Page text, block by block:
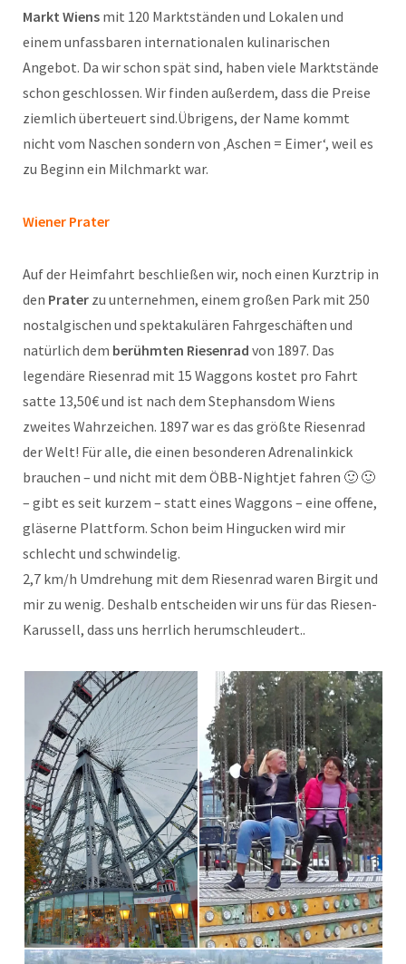
Markt Wiens mit 120 Marktständen und Lokalen und
einem unfassbaren internationalen kulinarischen
Angebot. Da wir schon spät sind, haben viele Marktstände
schon geschlossen. Wir finden außerdem, dass die Preise
ziemlich überteuert sind.Übrigens, der Name kommt
nicht vom Naschen sondern von ‚Aschen = Eimer‘, weil es
zu Beginn ein Milchmarkt war.
Wiener Prater
Auf der Heimfahrt beschließen wir, noch einen Kurztrip in
den Prater zu unternehmen, einem großen Park mit 250
nostalgischen und spektakulären Fahrgeschäften und
natürlich dem berühmten Riesenrad von 1897. Das
legendäre Riesenrad mit 15 Waggons kostet pro Fahrt
satte 13,50€ und ist nach dem Stephansdom Wiens
zweites Wahrzeichen. 1897 war es das größte Riesenrad
der Welt! Für alle, die einen besonderen Adrenalinkick
brauchen – und nicht mit dem ÖBB-Nightjet fahren 🙂 🙂
– gibt es seit kurzem – statt eines Waggons – eine offene,
gläserne Plattform. Schon beim Hingucken wird mir
schlecht und schwindelig.
2,7 km/h Umdrehung mit dem Riesenrad waren Birgit und
mir zu wenig. Deshalb entscheiden wir uns für das Riesen-
Karussell, dass uns herrlich herumschleudert..